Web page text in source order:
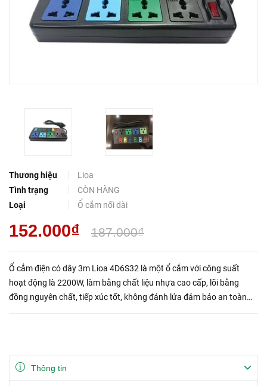
Thương hiệu
Lioa
Tình trạng
CÒN HÀNG
Loại
Ổ cắm nối dài
152.000₫ 187.000₫
Ổ cắm điện có dây 3m Lioa 4D6S32 là một ổ cắm với công suất
hoạt động là 2200W, làm bằng chất liệu nhựa cao cấp, lõi bằng
đồng nguyên chất, tiếp xúc tốt, không đánh lửa đảm bảo an toàn
Thông tin